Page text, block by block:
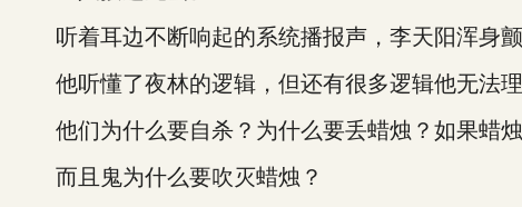
听着耳边不断响起的系统播报声，李天阳浑身颤
他听懂了夜林的逻辑，但还有很多逻辑他无法理
他们为什么要自杀？为什么要丢蜡烛？如果蜡烛
而且鬼为什么要吹灭蜡烛？